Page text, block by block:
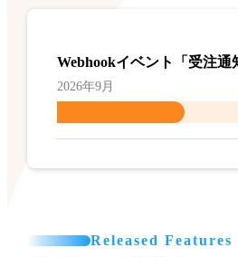
Webhookイベント「受注通
2026年9月
Released Features